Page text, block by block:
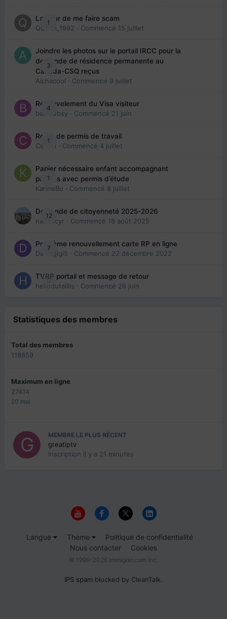
1
La peur de me faire scam
Queen_1992 · Commencé 15 juillet
3
Joindre les photos sur le portail IRCC pour la
demande de résidence permanente au
Canada-CSQ reçus
Aichacool · Commencé 9 juillet
4
Renouvelement du Visa visiteur
babibubsy · Commencé 21 juin
1
Refus de permis de travail
Cedbri · Commencé 4 juillet
1
Papier nécessaire enfant accompagnant
parents avec permis d’étude
KarineBo · Commencé 8 juillet
12
Demande de citoyenneté 2025-2026
nanancyr · Commencé 18 août 2025
7
Problème renouvellement carte RP en ligne
Davidgigi5 · Commencé 22 décembre 2022
0
TVRP portail et message de retour
hellodutaillis · Commencé 26 juin
Statistiques des membres
Total des membres
118859
Maximum en ligne
27414
20 mai
MEMBRE LE PLUS RÉCENT
greatiptv
Inscription il y a 21 minutes
Langue Thème
Politique de confidentialité
Nous contacter
Cookies
© 1999-2026 Immigrer.com Inc.
IPS spam blocked by CleanTalk.